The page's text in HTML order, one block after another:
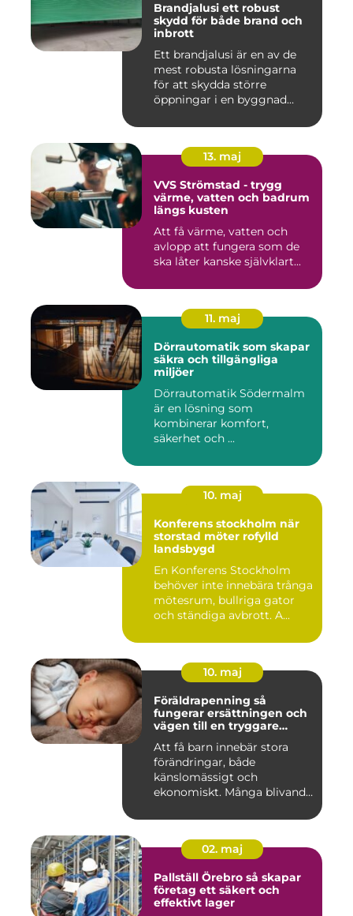
Brandjalusi ett robust
skydd för både brand och
inbrott
Ett brandjalusi är en av de
mest robusta lösningarna
för att skydda större
öppningar i en byggnad
13. maj
VVS Strömstad - trygg
värme, vatten och badrum
längs kusten
Att få värme, vatten och
avlopp att fungera som de
ska låter kanske självklart...
11. maj
Dörrautomatik som skapar
säkra och tillgängliga
miljöer
Dörrautomatik Södermalm
är en lösning som
kombinerar komfort,
säkerhet och ...
10. maj
Konferens stockholm när
storstad möter rofylld
landsbygd
En Konferens Stockholm
behöver inte innebära trånga
mötesrum, bullriga gator
och ständiga avbrott. A...
10. maj
Föräldrapenning så
fungerar ersättningen och
vägen till en tryggare
Att få barn innebär stora
förändringar, både
känslomässigt och
ekonomiskt. Många blivande
02. maj
Pallställ Örebro så skapar
företag ett säkert och
effektivt lager